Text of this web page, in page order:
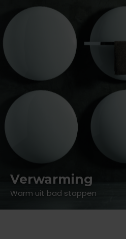
Verwarming
Warm uit bad stappen